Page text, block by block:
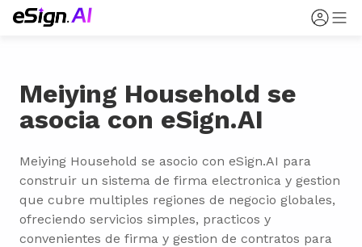
Meiying Household se
asocia con eSign.AI
Meiying Household se asocio con eSign.AI para
construir un sistema de firma electronica y gestion
que cubre multiples regiones de negocio globales,
ofreciendo servicios simples, practicos y
convenientes de firma y gestion de contratos para